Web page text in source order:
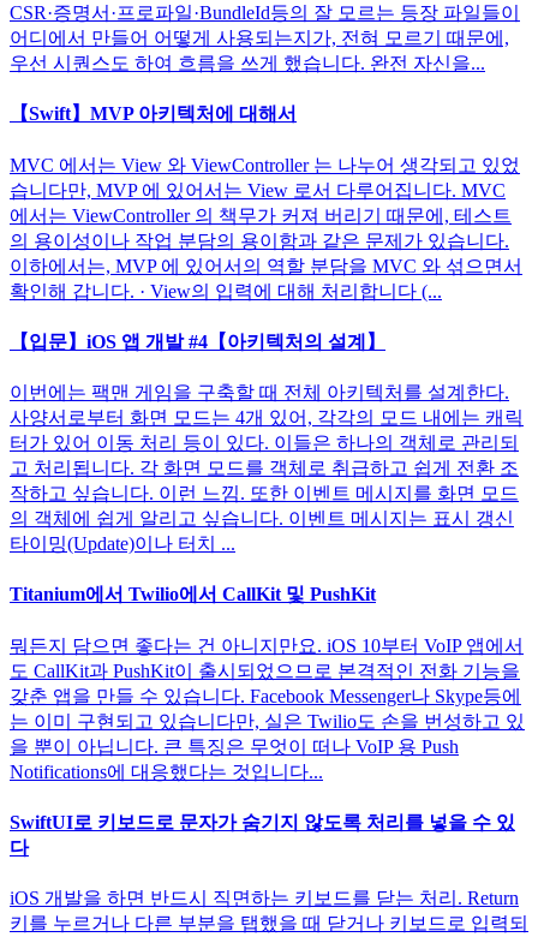
CSR·증명서·프로파일·BundleId등의 잘 모르는 등장 파일들이
어디에서 만들어 어떻게 사용되는지가, 전혀 모르기 때문에,
우선 시퀀스도 하여 흐름을 쓰게 했습니다. 완전 자신을...
【Swift】MVP 아키텍처에 대해서
MVC 에서는 View 와 ViewController 는 나누어 생각되고 있었
습니다만, MVP 에 있어서는 View 로서 다루어집니다. MVC
에서는 ViewController 의 책무가 커져 버리기 때문에, 테스트
의 용이성이나 작업 분담의 용이함과 같은 문제가 있습니다.
이하에서는, MVP 에 있어서의 역할 분담을 MVC 와 섞으면서
확인해 갑니다. · View의 입력에 대해 처리합니다 (...
【입문】iOS 앱 개발 #4【아키텍처의 설계】
이번에는 팩맨 게임을 구축할 때 전체 아키텍처를 설계한다.
사양서로부터 화면 모드는 4개 있어, 각각의 모드 내에는 캐릭
터가 있어 이동 처리 등이 있다. 이들은 하나의 객체로 관리되
고 처리됩니다. 각 화면 모드를 객체로 취급하고 쉽게 전환 조
작하고 싶습니다. 이런 느낌. 또한 이벤트 메시지를 화면 모드
의 객체에 쉽게 알리고 싶습니다. 이벤트 메시지는 표시 갱신
타이밍(Update)이나 터치 ...
Titanium에서 Twilio에서 CallKit 및 PushKit
뭐든지 담으면 좋다는 건 아니지만요. iOS 10부터 VoIP 앱에서
도 CallKit과 PushKit이 출시되었으므로 본격적인 전화 기능을
갖춘 앱을 만들 수 있습니다. Facebook Messenger나 Skype등에
는 이미 구현되고 있습니다만, 실은 Twilio도 손을 번성하고 있
을 뿐이 아닙니다. 큰 특징은 무엇이 떠나 VoIP 용 Push
Notifications에 대응했다는 것입니다...
SwiftUI로 키보드로 문자가 숨기지 않도록 처리를 넣을 수 있
다
iOS 개발을 하면 반드시 직면하는 키보드를 닫는 처리. Return
키를 누르거나 다른 부분을 탭했을 때 닫거나 키보드로 입력되